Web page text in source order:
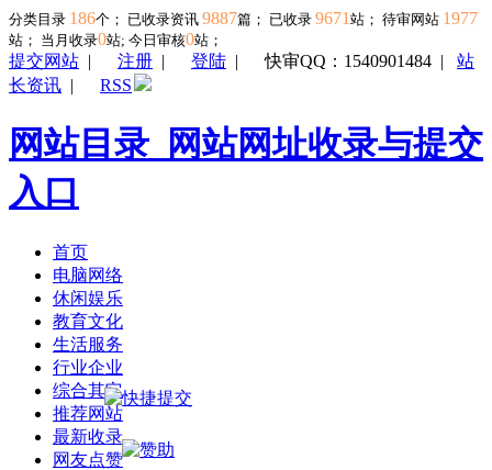
分类目录 186个； 已收录资讯 9887篇； 已收录 9671 站； 待审网站 1977
站； 当月收录0站; 今日审核0站；
提交网站 | 注册 | 登陆 |快审QQ：1540901484 | 站
长资讯 | RSS
网站目录_网站网址收录与提交
入口
首页
电脑网络
休闲娱乐
教育文化
生活服务
行业企业
综合其它
推荐网站
最新收录
网友点赞